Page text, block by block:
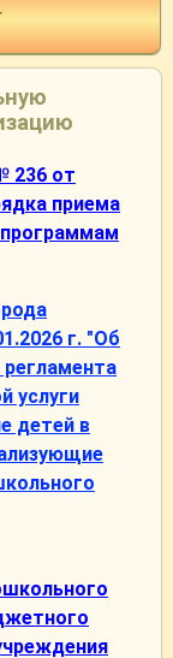
236 от
приема
г. "Об
услуги
детей в